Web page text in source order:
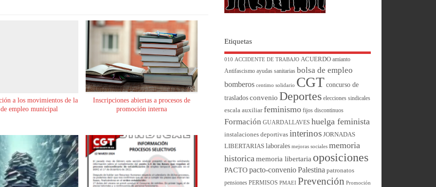
a los movimientos de la
empleo municipal
Inscripciones abiertas a procesos de
promoción interna
Etiquetas
010 ACCIDENTE DE TRABAJO ACUERDO amianto
Antifascismo ayudas sanitarias bolsa de empleo
bomberos centimo solidario CGT concurso de
traslados convenio Deportes elecciones sindicales
escala auxiliar feminismo fijos discontinuos
Formación GUARDALLAVES huelga feminista
instalaciones deportivas interinos JORNADAS
LIBERTARIAS laborales mejoras sociales memoria
historica memoria libertaria oposiciones
PACTO pacto-convenio Palestina patronatos
pensiones PERMISOS PMAEI Prevención Promoción